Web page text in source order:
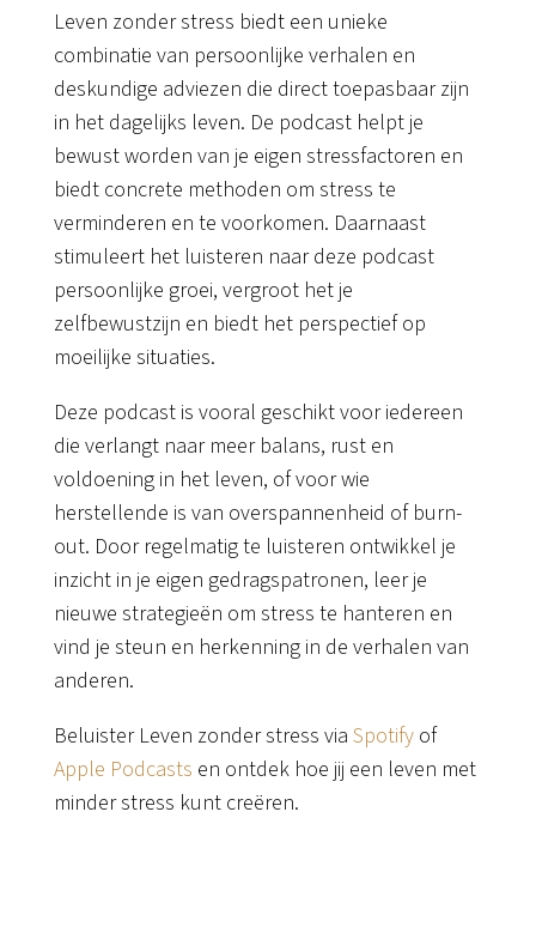
Leven zonder stress biedt een unieke
combinatie van persoonlijke verhalen en
deskundige adviezen die direct toepasbaar zijn
in het dagelijks leven. De podcast helpt je
bewust worden van je eigen stressfactoren en
biedt concrete methoden om stress te
verminderen en te voorkomen. Daarnaast
stimuleert het luisteren naar deze podcast
persoonlijke groei, vergroot het je
zelfbewustzijn en biedt het perspectief op
moeilijke situaties.
Deze podcast is vooral geschikt voor iedereen
die verlangt naar meer balans, rust en
voldoening in het leven, of voor wie
herstellende is van overspannenheid of burn-
out. Door regelmatig te luisteren ontwikkel je
inzicht in je eigen gedragspatronen, leer je
nieuwe strategieën om stress te hanteren en
vind je steun en herkenning in de verhalen van
anderen.
Beluister Leven zonder stress via Spotifyof
Apple Podcasts en ontdek hoe jij een leven met
minder stress kunt creëren.